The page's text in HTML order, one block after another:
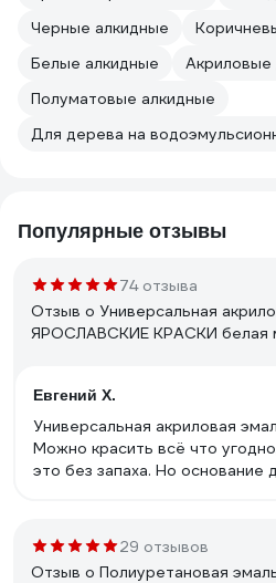
Черные алкидные
Белые алкидные
Акриловые
Полуматовые алкидные
Для дерева на
Популярные отзывы
74 отзыва
Отзыв о Универсальная
ЯРОСЛАВСКИЕ КРАСКИ белая
Евгений Х.
Универсальная акриловая
Можно красить всё что
это без запаха. Но
29 отзывов
Отзыв о Полиуретановая